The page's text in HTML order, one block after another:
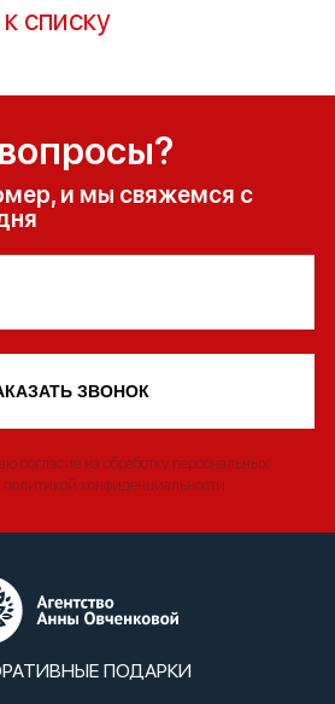
списку
и мы свяжемся с
ЗВОНОК
согласие на обработку персональных
конфиденциальности
ПОДАРКИ